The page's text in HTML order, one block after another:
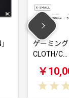
ゲーミン
CLOTH/C…
￥